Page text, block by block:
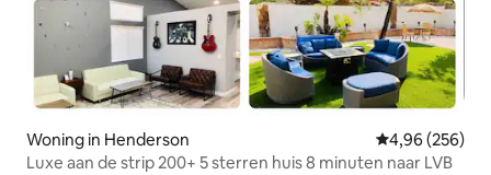
Woning in Henderson Gemiddelde
4,96 (256)
Luxe aan de strip 200+ 5 sterren huis 8 minuten naar LVB